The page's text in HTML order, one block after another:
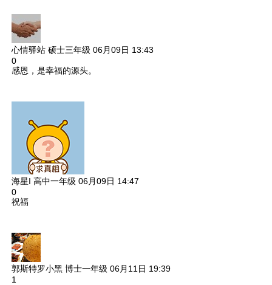
心情驿站 硕士三年级 06月09日 13:43
0
感恩，是幸福的源头。
海星I 高中一年级 06月09日 14:47
0
祝福
郭斯特罗小黑 博士一年级 06月11日 19:39
1